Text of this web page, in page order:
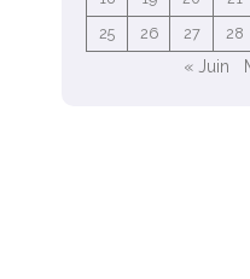
25
26 27 28
« Juin